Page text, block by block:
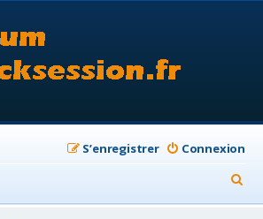
Connexion
S’enregistrer
e